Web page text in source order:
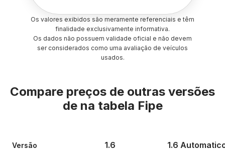
Os valores exibidos são meramente referenciais e têm
finalidade exclusivamente informativa.
Os dados não possuem validade oficial e não devem
ser considerados como uma avaliação de veículos
usados.
Compare preços de outras versões
de na tabela Fipe
Versão 1.6 1.6